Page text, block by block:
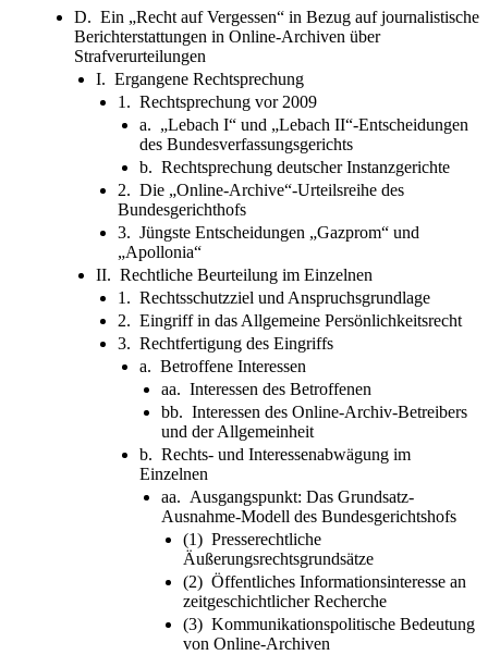
D. Ein „Recht auf Vergessen“ in Bezug auf journalistische
Berichterstattungen in Online-Archiven über
Strafverurteilungen
I. Ergangene Rechtsprechung
1. Rechtsprechung vor 2009
a. „Lebach I“ und „Lebach II“-Entscheidungen
des Bundesverfassungsgerichts
b. Rechtsprechung deutscher Instanzgerichte
2. Die „Online-Archive“-Urteilsreihe des
Bundesgerichthofs
3. Jüngste Entscheidungen „Gazprom“ und
„Apollonia“
II. Rechtliche Beurteilung im Einzelnen
1. Rechtsschutzziel und Anspruchsgrundlage
2. Eingriff in das Allgemeine Persönlichkeitsrecht
3. Rechtfertigung des Eingriffs
a. Betroffene Interessen
aa. Interessen des Betroffenen
bb. Interessen des Online-Archiv-Betreibers
und der Allgemeinheit
b. Rechts- und Interessenabwägung im
Einzelnen
aa. Ausgangspunkt: Das Grundsatz-
Ausnahme-Modell des Bundesgerichtshofs
(1) Presserechtliche
Äußerungsrechtsgrundsätze
(2) Öffentliches Informationsinteresse an
zeitgeschichtlicher Recherche
(3) Kommunikationspolitische Bedeutung
von Online-Archiven